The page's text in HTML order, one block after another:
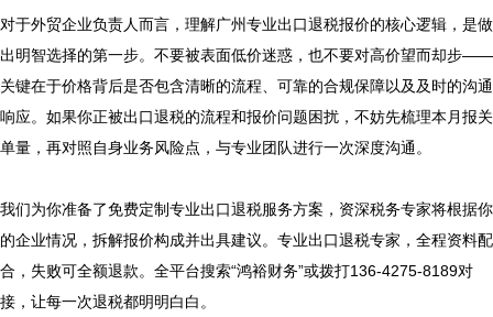
对于外贸企业负责人而言，理解广州专业出口退税报价的核心逻辑，是做
出明智选择的第一步。不要被表面低价迷惑，也不要对高价望而却步——
关键在于价格背后是否包含清晰的流程、可靠的合规保障以及及时的沟通
响应。如果你正被出口退税的流程和报价问题困扰，不妨先梳理本月报关
单量，再对照自身业务风险点，与专业团队进行一次深度沟通。
我们为你准备了免费定制专业出口退税服务方案，资深税务专家将根据你
的企业情况，拆解报价构成并出具建议。专业出口退税专家，全程资料配
合，失败可全额退款。全平台搜索“鸿裕财务”或拨打136-4275-8189对